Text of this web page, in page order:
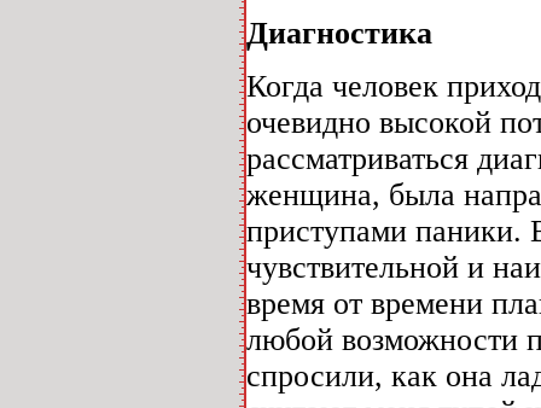
Диагностика
Когда человек
очевидно высокой
рассматриваться
женщина, была
приступами паники.
чувствительной и
время от времени
любой возможности
спросили, как она